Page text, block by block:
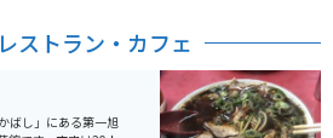
には紅葉が楽しめます。通常非公開ですが、春と
必要があるので、足の悪い方はご注意ください。
ストラン・カフェ
ばし」にある第一旭